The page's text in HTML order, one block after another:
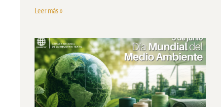
Leer más »